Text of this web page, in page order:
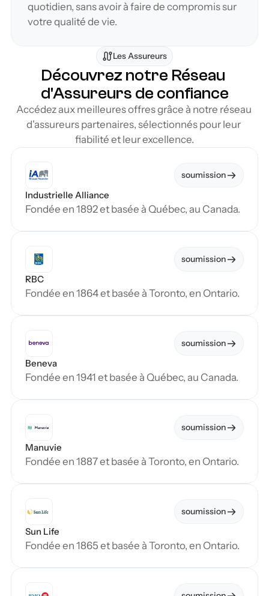
quotidien, sans avoir à faire de compromis sur
votre qualité de vie.
Les Assureurs
Découvrez notre Réseau
d'Assureurs de confiance
Accédez aux meilleures offres grâce à notre réseau
d'assureurs partenaires, sélectionnés pour leur
fiabilité et leur excellence.
soumission
Industrielle Alliance
Fondée en 1892 et basée à Québec, au Canada.
soumission
RBC
Fondée en 1864 et basée à Toronto, en Ontario.
soumission
Beneva
Fondée en 1941 et basée à Québec, au Canada.
soumission
Manuvie
Fondée en 1887 et basée à Toronto, en Ontario.
soumission
Sun Life
Fondée en 1865 et basée à Toronto, en Ontario.